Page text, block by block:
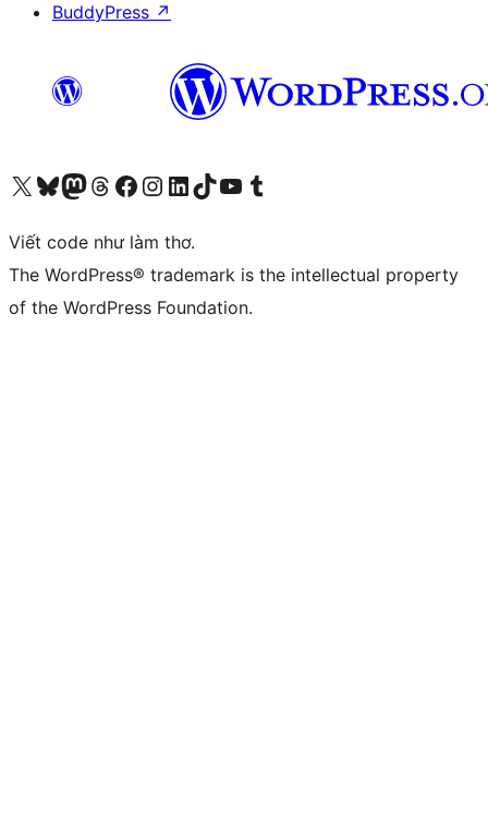
BuddyPress ↗
Truy cập tài khoản X (trước đây là Twitter) của chúng tôiVisit our Bluesky account
Visit our Mastodon account
Visit our Threads account
Xem trang Facebook của chúng tôiTruy cập tài khoản Instagram của chúng tôiTruy cập tài khoản LinkedIn của chúng tôiVisit our TikTok account
Truy cập kênh YouTube của chúng tôi Visit our Tumblr account
Viết code như làm thơ.
The WordPress® trademark is the intellectual property
of the WordPress Foundation.